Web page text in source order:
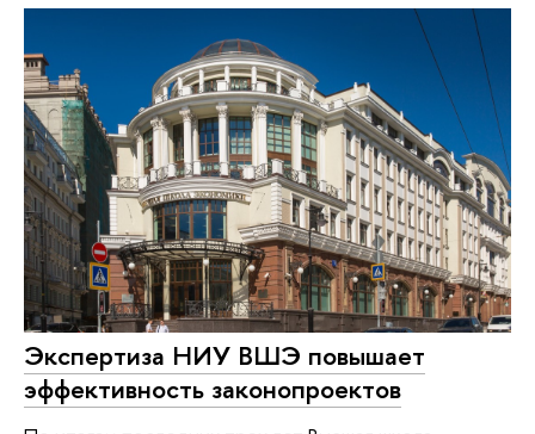
Экспертиза НИУ ВШЭ повышает
эффективность законопроектов